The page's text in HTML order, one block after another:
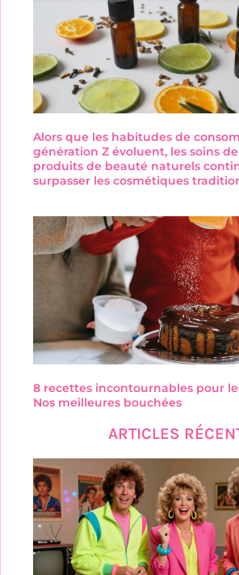
Alors que les habitudes de
génération Z évoluent, les soins
produits de beauté naturels
surpasser les cosmétiques
8 recettes incontournables pour
Nos meilleures bouchées
ARTICLES